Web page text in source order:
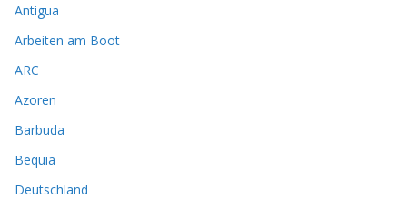
Antigua
Arbeiten am Boot
ARC
Azoren
Barbuda
Bequia
Deutschland